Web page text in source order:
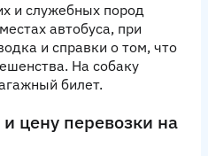
и служебных пород
автобуса, при
и справки о том, что
На собаку
билет.
цену перевозки на